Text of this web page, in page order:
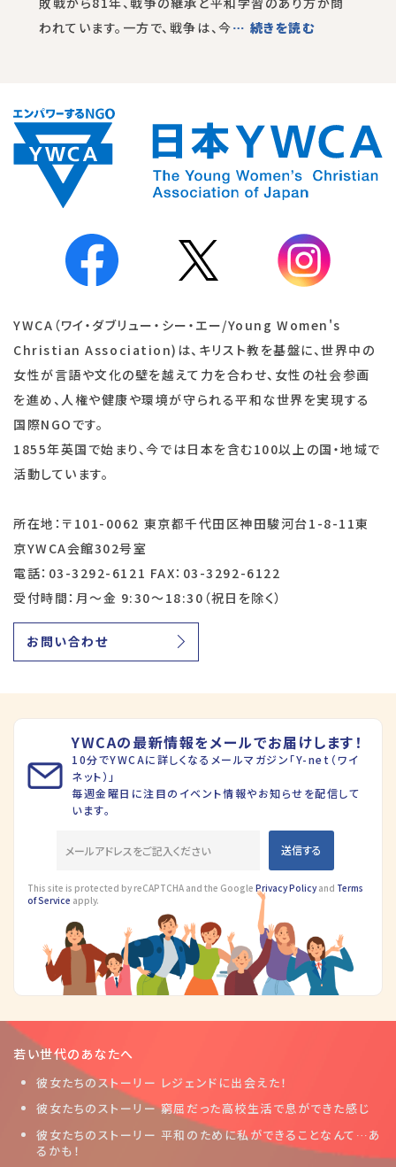
われています。一方で、戦争は、今… 続きを読む
YWCA（ワイ・ダブリュー・シー・エー/Young Women's
Christian Association)は、キリスト教を基盤に、世界中の
女性が言語や文化の壁を越えて力を合わせ、女性の社会参画
を進め、人権や健康や環境が守られる平和な世界を実現する
国際NGOです。
1855年英国で始まり、今では日本を含む100以上の国・地域で
活動しています。
所在地：〒101-0062 東京都千代田区神田駿河台1-8-11東
京YWCA会館302号室
電話：03-3292-6121 FAX：03-3292-6122
受付時間：月～金 9:30～18:30（祝日を除く）
お問い合わせ
YWCAの最新情報をメールでお届けします！
10分でYWCAに詳しくなるメールマガジン「Y-net（ワイ
ネット）」
毎週金曜日に注目のイベント情報やお知らせを配信して
います。
This site is protected by reCAPTCHA and the Google Privacy Policyand Terms
of Service apply.
若い世代のあなたへ
彼女たちのストーリー レジェンドに出会えた！
彼女たちのストーリー 窮屈だった高校生活で息ができた感じ
彼女たちのストーリー 平和のために私ができることなんて…あ
るかも！